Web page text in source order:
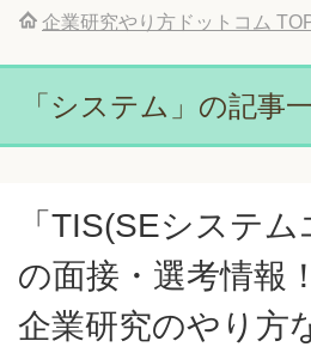
企業研究やり方ドットコム
「システム」の記事
「TIS(SEシステム
の面接・選考情報
企業研究のやり方